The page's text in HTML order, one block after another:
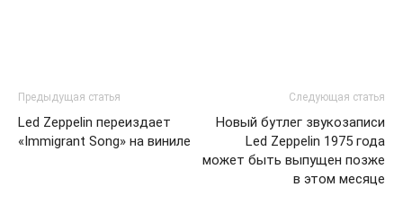
Предыдущая статья
Led Zeppelin переиздает
«Immigrant Song» на виниле
Следующая статья
Новый бутлег звукозаписи
Led Zeppelin 1975 года
может быть выпущен позже
в этом месяце